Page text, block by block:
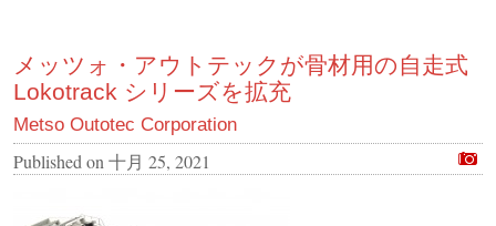
メッツォ・アウトテックが骨材用の自走式
Lokotrack シリーズを拡充
Metso Outotec Corporation
Published on 十月 25, 2021